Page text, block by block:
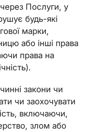
через Послуги, у
будь-які
марки,
або інші права
права на
закони чи
чи заохочувати
включаючи,
злом або